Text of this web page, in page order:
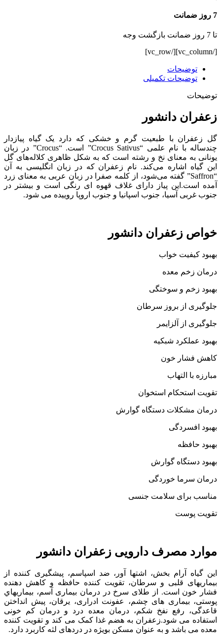
7 روز ضمانت
تا 7 روز ضمانت بازگشت وجه
[/vc_column][/vc_row]
توضیحات
توضیحات تکمیلی
توضیحات
زعفران دانشور
گل زعفران با طبعیت گرم و خشکی که دارد یک گیاه پیازدار
چندساله با نام علمی “Crocus Sativus” است. “Crocus” در زبان
یونانی به معنای نخ و رشته است که به شکل ظاهری کلاله‌های گل
این گیاه اشاره می‌کند. نام زعفران که در زبان انگلیسی به آن
“Saffron” گفته می‌شود، از کلمه صفرا در زبان عربی به معنای زرد
آمده است.این پیاز دارای غلاف قهوه ای رنگی است و بیشتر در
جنوب غربی آسيا، جنوب اسپانيا و جنوب اروپا روییده می شود.
خواص زعفران دانشور
بهبود کیفیت خواب
درمان زخم معده
بهبود زخم و سوختگی
جلوگیری از بروز سرطان
جلوگیری از آلزایمر
بهبود عملکرد شبکیه
کاهش فشار خون
مبارزه با التهاب
تقویت استحکام استخوان
درمان مشکلات دستگاه گوارش
بهبود افسردگی
بهبود حافظه
بهبود دستگاه گوارش
درمان سرما خوردگی
مناسب برای سلامت جنسی
تقویت پوست
موارد مصرف دارویی زعفران دانشور
این گیاه آرام بخش، اشتها آور، ضد اسپاسم، پيشگيری كننده از
بيماريهای قلبی و سرطان، تقويت کننده حافظه و كاهش دهنده
فشار خون است. از طلای سرخ در درمان بیماری آسم، بيماريهاي
پوستی، بیماری های چشم، عفونت ادراری، يرقان، پيش انداختن
قاعدگی، رفع نفخ شكم، درمان معده درد و درمان کم خونی
استفاده می شود.زعفران به هضم غذا کمک می کند و تقویت کننده
معده می باشد و به عنوان مسکن بویژه در دردهای لثه کاربرد دارد.